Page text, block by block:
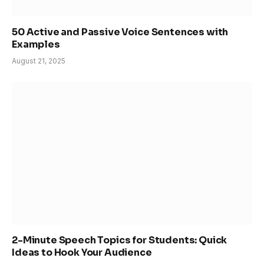
50 Active and Passive Voice Sentences with
Examples
August 21, 2025
2-Minute Speech Topics for Students: Quick
Ideas to Hook Your Audience